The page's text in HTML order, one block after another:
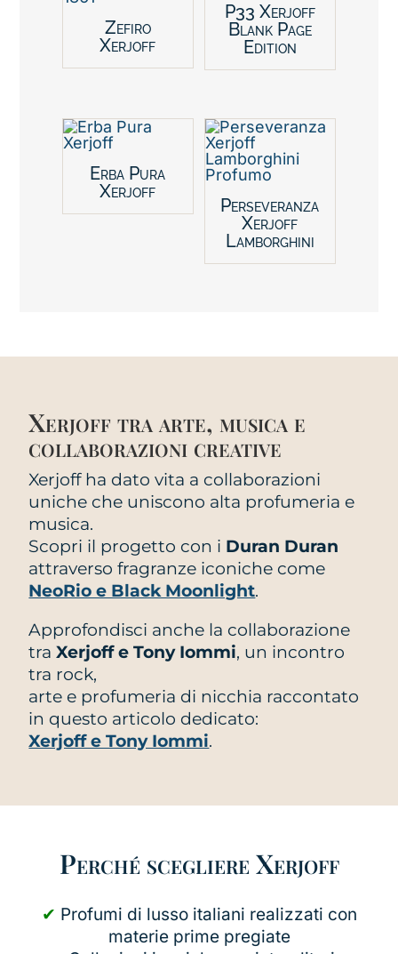
Zefiro
Xerjoff
P33 Xerjoff
Blank Page
Edition
Erba Pura
Xerjoff
Perseveranza
Xerjoff
Lamborghini
Xerjoff tra arte, musica e
collaborazioni creative
Xerjoff ha dato vita a collaborazioni
uniche che uniscono alta profumeria e
musica.
Scopri il progetto con i Duran Duran
attraverso fragranze iconiche come
NeoRio e Black Moonlight.
Approfondisci anche la collaborazione
traXerjoff e Tony Iommi, un incontro
tra rock,
arte e profumeria di nicchia raccontato
in questo articolo dedicato:
Xerjoff e Tony Iommi.
Perché scegliere Xerjoff
✔ Profumi di lusso italiani realizzati con
materie prime pregiate